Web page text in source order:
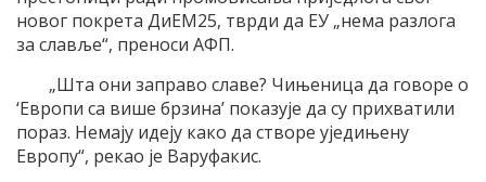
новог покрета ДиЕМ25, тврди да ЕУ „нема разлога
за славље“, преноси АФП.
„Шта они заправо славе? Чињеница да говоре о
‘Европи са више брзина’ показује да су прихватили
пораз. Немају идеју како да створе уједињену
Европу“, рекао је Варуфакис.